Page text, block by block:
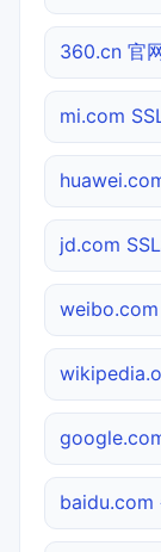
360.cn 官
mi.com
jd.com
baidu.com